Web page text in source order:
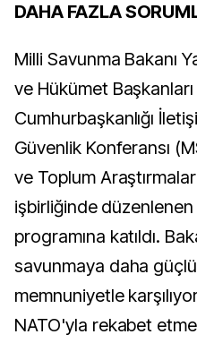
DAHA FAZLA
Milli Savunma Bakanı
ve Hükümet
Cumhurbaşkanlığı
Güvenlik Konferansı
ve Toplum
işbirliğinde
programına katıldı.
savunmaya daha güçlü
memnuniyetle
NATO'yla rekabet